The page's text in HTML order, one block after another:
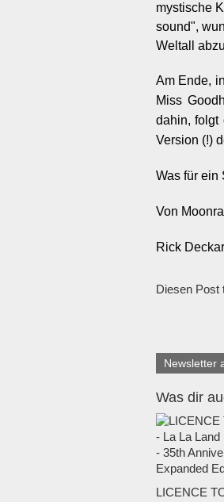
mystische
sound",
Weltall
Am Ende,
Miss
dahin, folgt
Version (!)
Was für ein
Von
Rick
Diesen Post
Newsletter
Was dir
LICENCE